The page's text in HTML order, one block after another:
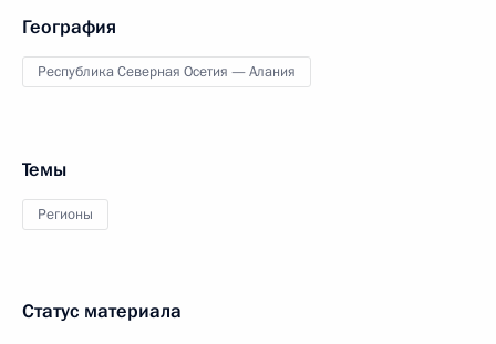
География
Республика Северная Осетия — Алания
Темы
Регионы
Статус материала